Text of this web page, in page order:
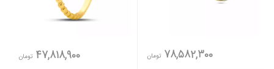
78,582,300 تومان 47,818,900 تومان